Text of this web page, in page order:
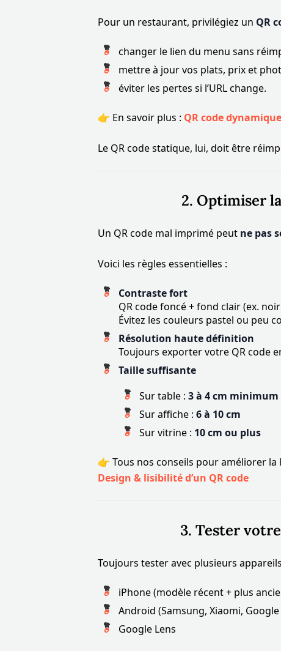
Pour un restaurant, privilégiez un QR
changer le lien du menu sans
mettre à jour vos plats, prix et
éviter les pertes si l’URL change.
👉 En savoir plus : QR code dynamique
Le QR code statique, lui, doit être
2. Optimiser
Un QR code mal imprimé peut ne pas
Voici les règles essentielles :
Contraste fort
QR code foncé + fond clair (ex.
Évitez les couleurs pastel ou peu
Résolution haute définition
Toujours exporter votre QR code
Taille suffisante
Sur table : 3 à 4 cm minimum
Sur affiche : 6 à 10 cm
Sur vitrine : 10 cm ou plus
👉 Tous nos conseils pour améliorer la
Design & lisibilité d’un QR code
3. Tester
Toujours tester avec plusieurs
iPhone (modèle récent + plus
Android (Samsung, Xiaomi, Google
Google Lens